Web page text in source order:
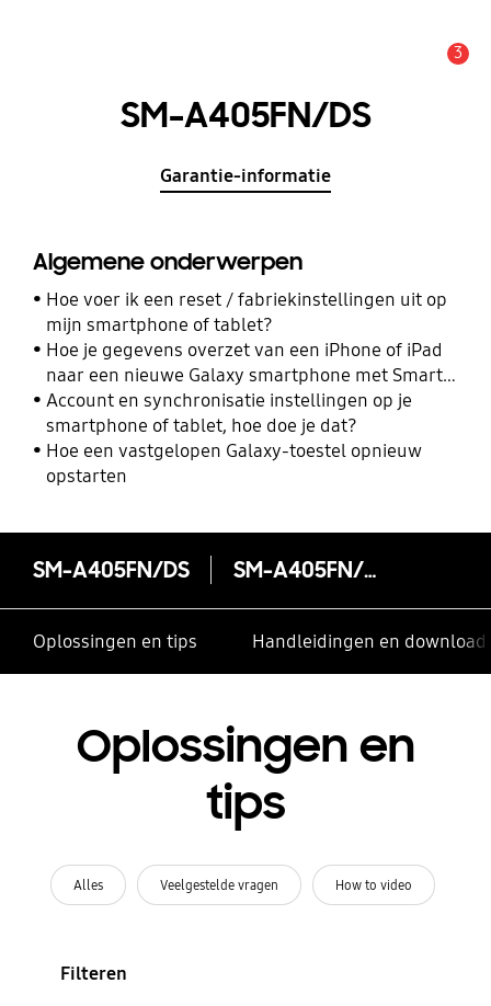
3
SM-A405FN/DS
Garantie-informatie
Algemene onderwerpen
Hoe voer ik een reset / fabriekinstellingen uit op
mijn smartphone of tablet?
Hoe je gegevens overzet van een iPhone of iPad
naar een nieuwe Galaxy smartphone met Smart
Switch
Account en synchronisatie instellingen op je
smartphone of tablet, hoe doe je dat?
Hoe een vastgelopen Galaxy-toestel opnieuw
opstarten
SM-A405FN/DS SM-A405FN/DS
Oplossingen en tips Handleidingen en
Oplossingen en
tips
Alles Veelgestelde vragen How to video
Filteren